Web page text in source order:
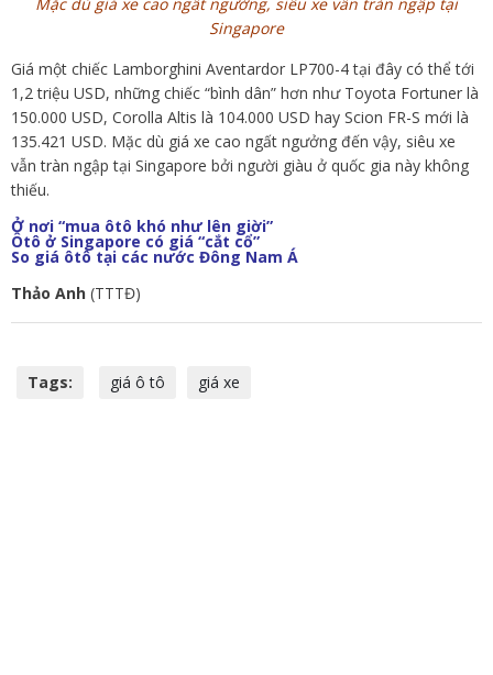
Mặc dù giá xe cao ngất ngưởng, siêu xe vẫn tràn ngập tại
Singapore
Giá một chiếc Lamborghini Aventardor LP700-4 tại đây có thể tới
1,2 triệu USD, những chiếc “bình dân” hơn như Toyota Fortuner là
150.000 USD, Corolla Altis là 104.000 USD hay Scion FR-S mới là
135.421 USD. Mặc dù giá xe cao ngất ngưởng đến vậy, siêu xe
vẫn tràn ngập tại Singapore bởi người giàu ở quốc gia này không
thiếu.
Ở nơi “mua ôtô khó như lên giời”
Ôtô ở Singapore có giá “cắt cổ”
So giá ôtô tại các nước Đông Nam Á
Thảo Anh (TTTĐ)
Tags: giá ô tô giá xe